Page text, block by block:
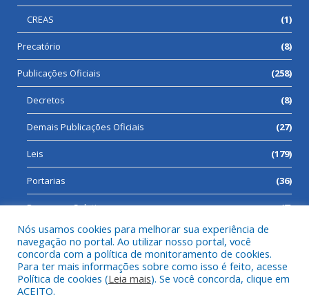
CREAS (1)
Precatório (8)
Publicações Oficiais (258)
Decretos (8)
Demais Publicações Oficiais (27)
Leis (179)
Portarias (36)
Processos Seletivos (7)
Todos os direitos reservados a Prefeitura Municipal de Cumaru
do Norte.
Nós usamos cookies para melhorar sua experiência de
navegação no portal. Ao utilizar nosso portal, você
concorda com a política de monitoramento de cookies.
Para ter mais informações sobre como isso é feito, acesse
Política de cookies (Leia mais). Se você concorda, clique em
ACEITO.